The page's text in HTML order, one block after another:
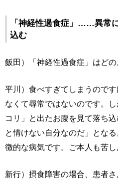
「神経性過食症」……異常
込む
飯田）「神経性過食症」はど
平川）食べすぎてしまうので
なくて尋常ではないのです。
コリ」と出たお腹を見て落ち
と情けない自分なのだ」とな
徴的な病気です。ご本人も苦し
新行）摂食障害の場合、患者